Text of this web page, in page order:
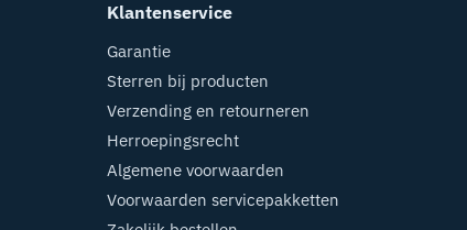
Klantenservice
Garantie
Sterren bij producten
Verzending en retourneren
Herroepingsrecht
Algemene voorwaarden
Voorwaarden servicepakketten